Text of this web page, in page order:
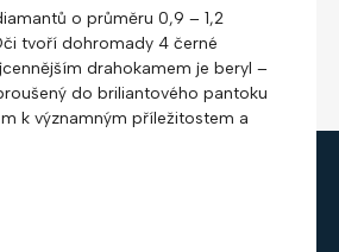
o průměru 0,9 – 1,2
tvoří dohromady 4 černé
drahokamem je beryl –
do briliantového pantoku
k významným příležitostem a